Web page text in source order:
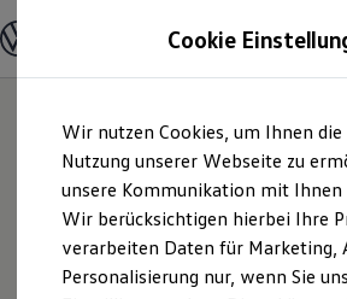
Hauptinhalt
springen
Footer
springen
Modelle & Konfigurator
Nutzfahrzeugkategorien
Modelle konfigurieren
Vorgängermodelle und
Vorgängermodelle
Oldtimer
Bulli Historie
Branchenlösungen &
Umbaulösungen und
Auf- und Umbauten
Groß- und Sonderkunden
Dinkel +
GmbH |
Cookie
Wir nutzen Cookies, um Ihnen
Nutzung unserer Webseite zu
unsere Kommunikation mit Ihnen
Wir berücksichtigen hierbei Ihre
verarbeiten Daten für Marketing,
Personalisierung nur, wenn Sie